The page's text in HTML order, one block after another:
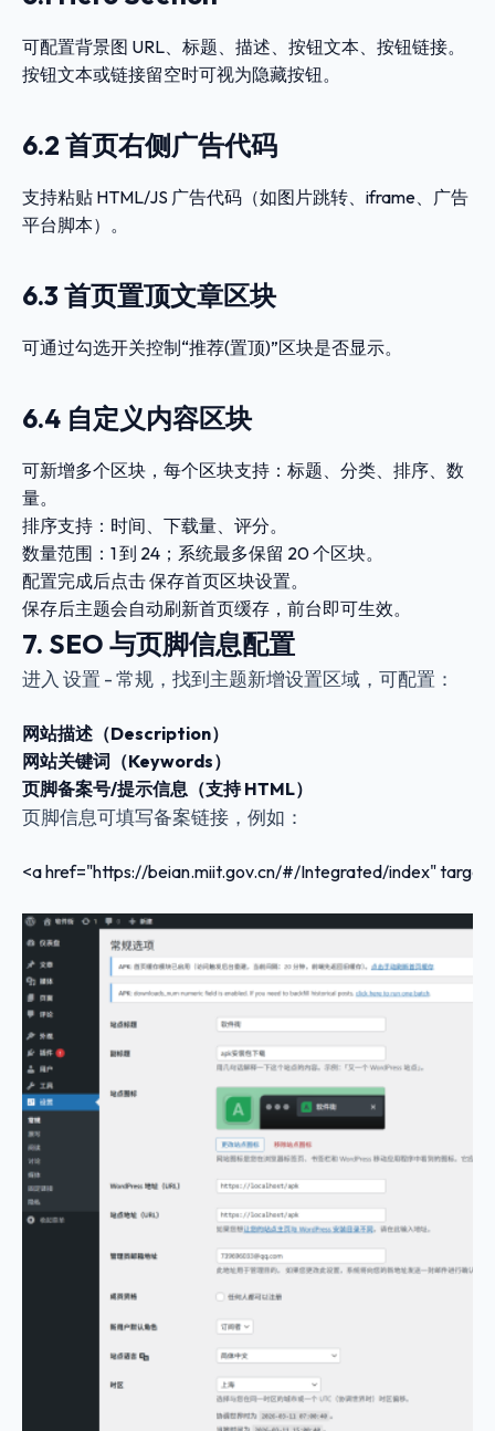
可配置背景图 URL、标题、描述、按钮文本、按钮链接。
按钮文本或链接留空时可视为隐藏按钮。
6.2 首页右侧广告代码
支持粘贴 HTML/JS 广告代码（如图片跳转、iframe、广告
平台脚本）。
6.3 首页置顶文章区块
可通过勾选开关控制“推荐(置顶)”区块是否显示。
6.4 自定义内容区块
可新增多个区块，每个区块支持：标题、分类、排序、数
量。
排序支持： 时间、 下载量、 评分。
数量范围：1 到 24；系统最多保留 20 个区块。
配置完成后点击保存首页区块设置。
保存后主题会自动刷新首页缓存，前台即可生效。
7. SEO 与页脚信息配置
进入 设置 - 常规 ，找到主题新增设置区域，可配置：
网站描述（Description）
网站关键词（Keywords）
页脚备案号/提示信息（支持 HTML）
页脚信息可填写备案链接，例如：
<a href="https://beian.miit.gov.cn/#/Integrated/index"